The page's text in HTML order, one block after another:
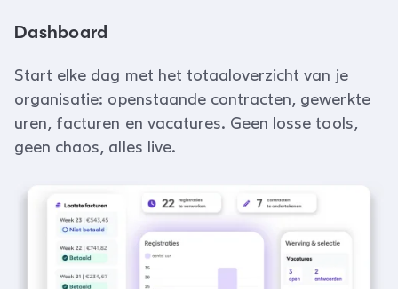
Dashboard
Start elke dag met het totaaloverzicht van je
organisatie: openstaande contracten, gewerkte
uren, facturen en vacatures. Geen losse tools,
geen chaos, alles live.